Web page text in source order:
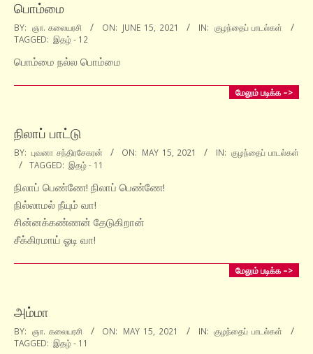
பொம்மை
2021-
06-
15
BY: ஞா. கலையரசி ON: JUNE 15, 2021 IN: குழந்தைப் பாடல்கள்
TAGGED: இதழ் - 12
பொம்மை நல்ல பொம்மை
மேலும் படிக்க –>
நிலாப் பாட்டு
2021-
05-
15
BY: புவனா சந்திரசேகரன் ON: MAY 15, 2021 IN: குழந்தைப் பாடல்கள்
TAGGED: இதழ் - 11
நிலாப் பெண்ணே! நிலாப் பெண்ணே!
நில்லாமல் நீயும் வா!
சின்னக்கண்ணன் தேடுகிறான்
சீக்கிரமாய் ஓடி வா!
மேலும் படிக்க –>
அம்மா
2021-
05-
BY: ஞா. கலையரசி ON: MAY 15, 2021 IN: குழந்தைப் பாடல்கள்
TAGGED: இதழ் - 11